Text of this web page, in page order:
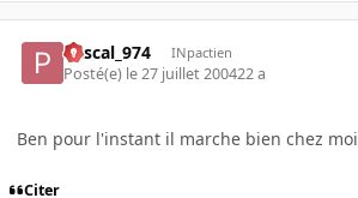
Pascal_974 INpactien
Posté(e) le 27 juillet 200422 a
Ben pour l'instant il marche bien chez moi
Citer